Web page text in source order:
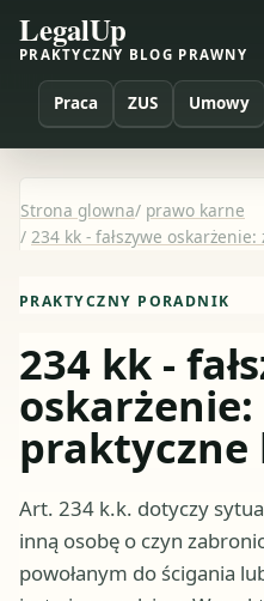
LegalUp
PRAKTYCZNY BLOG PRAWNY
Praca ZUS Umowy
Strona glowna/ prawo karne
/ 234 kk - fałszywe
PRAKTYCZNY PORADNIK
234 kk -
oskarżenie:
praktyczne
Art. 234 k.k. dotyczy
inną osobę o czyn
powołanym do ścigania